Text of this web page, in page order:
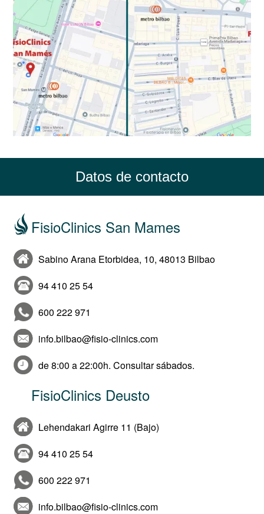
Datos de contacto
FisioClinics San Mames
Sabino Arana Etorbidea, 10, 48013 Bilbao
94 410 25 54
600 222 971
info.bilbao@fisio-clinics.com
de 8:00 a 22:00h. Consultar sábados.
FisioClinics Deusto
Lehendakari Agirre 11 (Bajo)
94 410 25 54
600 222 971
info.bilbao@fisio-clinics.com